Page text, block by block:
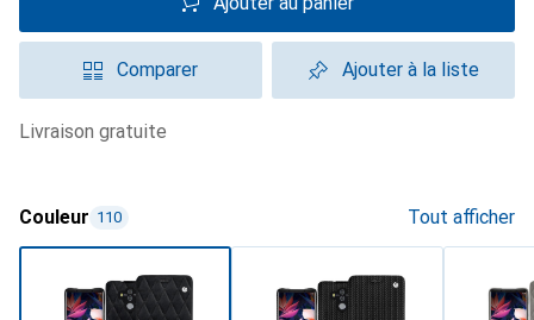
Comparer Ajouter à la liste
livraison gratuite
Couleur 110 Tout afficher